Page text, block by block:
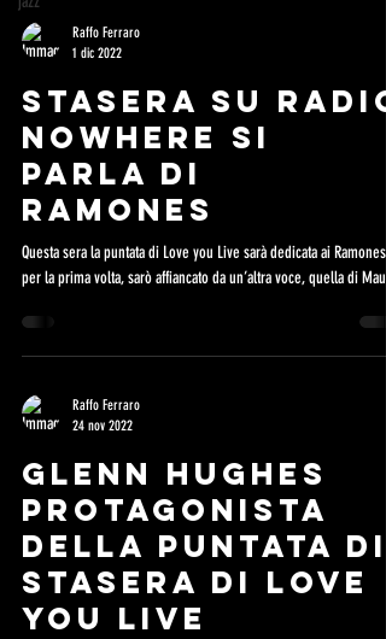
Raffo Ferraro
1 dic 2022
Stasera SU RADIO
NOWHERE SI
PARLA DI
RAMONES
Questa sera la puntata di Love you Live sarà dedicata ai Ramones e,
per la prima volta, sarò affiancato da un’altra voce, quella di
Raffo Ferraro
24 nov 2022
GLENN HUGHES
PROTAGONISTA
DELLA PUNTATA DI
STASERA DI LOVE
YOU LIVE